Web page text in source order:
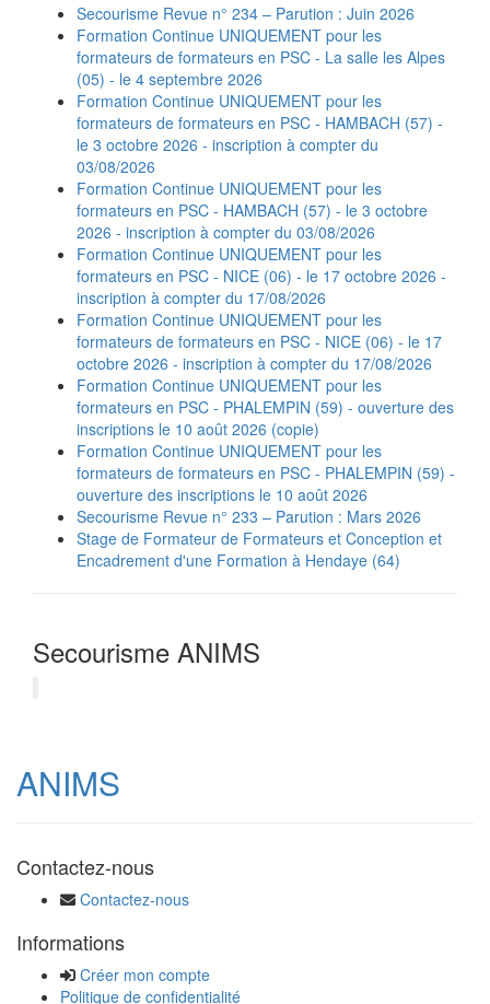
Secourisme Revue n° 234 – Parution : Juin 2026
Formation Continue UNIQUEMENT pour les
formateurs de formateurs en PSC - La salle les Alpes
(05) - le 4 septembre 2026
Formation Continue UNIQUEMENT pour les
formateurs de formateurs en PSC - HAMBACH (57) -
le 3 octobre 2026 - inscription à compter du
03/08/2026
Formation Continue UNIQUEMENT pour les
formateurs en PSC - HAMBACH (57) - le 3 octobre
2026 - inscription à compter du 03/08/2026
Formation Continue UNIQUEMENT pour les
formateurs en PSC - NICE (06) - le 17 octobre 2026 -
inscription à compter du 17/08/2026
Formation Continue UNIQUEMENT pour les
formateurs de formateurs en PSC - NICE (06) - le 17
octobre 2026 - inscription à compter du 17/08/2026
Formation Continue UNIQUEMENT pour les
formateurs en PSC - PHALEMPIN (59) - ouverture des
inscriptions le 10 août 2026 (copie)
Formation Continue UNIQUEMENT pour les
formateurs de formateurs en PSC - PHALEMPIN (59) -
ouverture des inscriptions le 10 août 2026
Secourisme Revue n° 233 – Parution : Mars 2026
Stage de Formateur de Formateurs et Conception et
Encadrement d'une Formation à Hendaye (64)
Secourisme ANIMS
ANIMS
Contactez-nous
Contactez-nous
Informations
Créer mon compte
Politique de confidentialité